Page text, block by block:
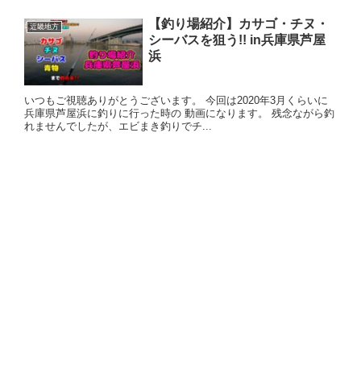
近畿地方
【釣り場紹介】カサゴ・チヌ・
シーバスを狙う!! in兵庫県芦屋
浜
いつもご視聴ありがとうございます。 今回は2020年3月くらいに
兵庫県芦屋浜に釣りに行った時の 動画になります。 残念ながら釣
れませんでしたが、エビまき釣りでチ...